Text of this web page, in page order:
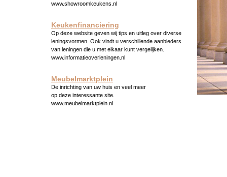
www.showroomkeukens.nl
Keukenfinanciering
Op deze website geven wij tips en uitleg over diverse
leningsvormen. Ook vindt u verschillende aanbieders
van leningen die u met elkaar kunt vergelijken.
www.informatieoverleningen.nl
Meubelmarktplein
De inrichting van uw huis en veel meer
op deze interessante site.
www.meubelmarktplein.nl